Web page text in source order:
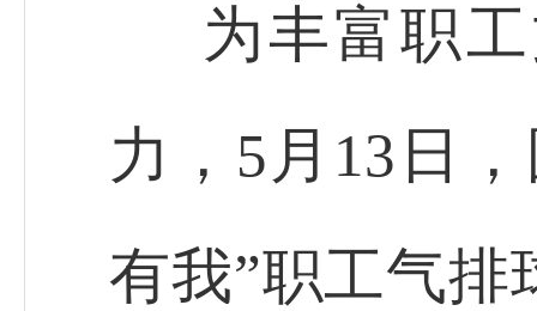
为丰富职
力，5月13日
有我”职工气